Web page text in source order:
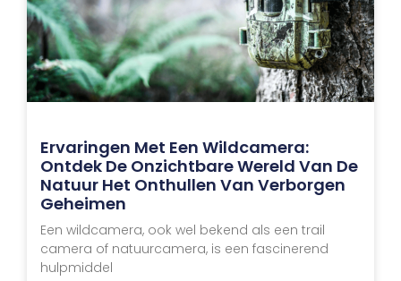
Ervaringen Met Een Wildcamera:
Ontdek De Onzichtbare Wereld Van De
Natuur Het Onthullen Van Verborgen
Geheimen
Een wildcamera, ook wel bekend als een trail
camera of natuurcamera, is een fascinerend
hulpmiddel